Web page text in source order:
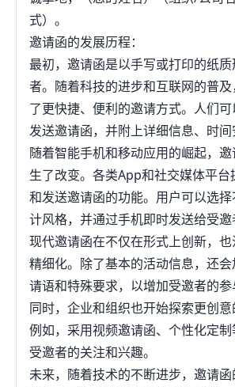
式）。
邀请函的发展历程：
最初，邀请函是以手写或打印的纸
者。随着科技的进步和互联网的普
了更快捷、便利的邀请方式。人们
发送邀请函，并附上详细信息、时间
随着智能手机和移动应用的崛起，
生了改变。各类App和社交媒体平
和发送邀请函的功能。用户可以选
计风格，并通过手机即时发送给受邀
现代邀请函在不仅在形式上创新，
精细化。除了基本的活动信息，还
请语和特殊要求，以增加受邀者的参
同时，企业和组织也开始探索更创意
例如，采用视频邀请函、个性化定
受邀者的关注和兴趣。
未来，随着技术的不断进步，邀请